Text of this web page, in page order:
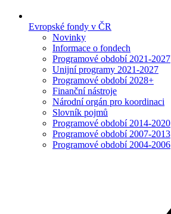
Evropské fondy v ČR
Novinky
Informace o fondech
Programové období 2021-2027
Unijní programy 2021-2027
Programové období 2028+
Finanční nástroje
Národní orgán pro koordinaci
Slovník pojmů
Programové období 2014-2020
Programové období 2007-2013
Programové období 2004-2006